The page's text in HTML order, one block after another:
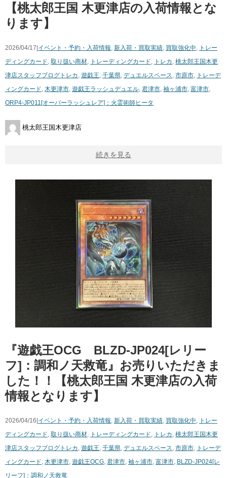
【桃太郎王国 木更津店の入荷情報とな
ります】
2026/04/17|イベント・予約・入荷情報 新入荷・買取実績 買取強化中
トレー
ディングカード 取り扱い商材 トレーディングカード トレカ 桃太郎王国木更
津店スタッフブログ トレカ 遊戯王 千葉県 デュエルスペース 市原市
トレーデ
ィングカード 木更津市 遊戯王ラッシュデュエル 君津市 袖ヶ浦市 富津市
ORP4-JP011[オーバーラッシュレア]：火霊術師ヒータ
桃太郎王国木更津店
続きを見る
『遊戯王OCG BLZD-JP024[レリー
フ]：調和ノ天救竜』お売りいただきま
した！！【桃太郎王国 木更津店の入荷
情報となります】
2026/04/16|イベント・予約・入荷情報 新入荷・買取実績 買取強化中
トレー
ディングカード 取り扱い商材 トレーディングカード トレカ 桃太郎王国木更
津店スタッフブログ トレカ 遊戯王 千葉県 デュエルスペース 市原市
トレーデ
ィングカード 木更津市 遊戯王OCG 君津市 袖ヶ浦市 富津市 BLZD-JP024[レ
リーフ]：調和ノ天救竜